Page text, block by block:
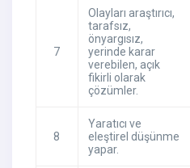
7
Olayları araştırıcı,
tarafsız,
önyargısız,
yerinde karar
verebilen, açık
fikirli olarak
çözümler.
8
Yaratıcı ve
eleştirel düşünme
yapar.